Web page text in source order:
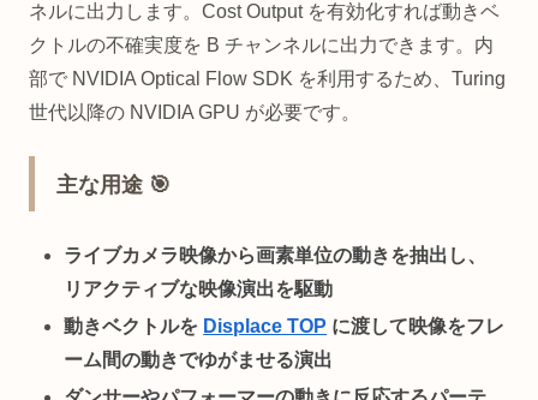
ネルに出力します。Cost Output を有効化すれば動きベ
クトルの不確実度を B チャンネルに出力できます。内
部で NVIDIA Optical Flow SDK を利用するため、Turing
世代以降の NVIDIA GPU が必要です。
主な用途 🎯
ライブカメラ映像から画素単位の動きを抽出し、
リアクティブな映像演出を駆動
動きベクトルを Displace TOP に渡して映像をフレ
ーム間の動きでゆがませる演出